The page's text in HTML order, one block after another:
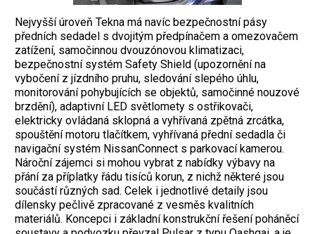
Nejvyšší úroveň Tekna má navíc bezpečnostní pásy
předních sedadel s dvojitým předpínačem a omezovačem
zatížení, samočinnou dvouzónovou klimatizaci,
bezpečnostní systém Safety Shield (upozornění na
vybočení z jízdního pruhu, sledování slepého úhlu,
monitorování pohybujících se objektů, samočinné nouzové
brzdění), adaptivní LED světlomety s ostřikovači,
elektricky ovládaná sklopná a vyhřívaná zpětná zrcátka,
spouštění motoru tlačítkem, vyhřívaná přední sedadla či
navigační systém NissanConnect s parkovací kamerou.
Nároční zájemci si mohou vybrat z nabídky výbavy na
přání za příplatky řádu tisíců korun, z nichž některé jsou
součástí různých sad. Celek i jednotlivé detaily jsou
dílensky pečlivě zpracované z vesměs kvalitních
materiálů. Koncepci i základní konstrukční řešení poháněcí